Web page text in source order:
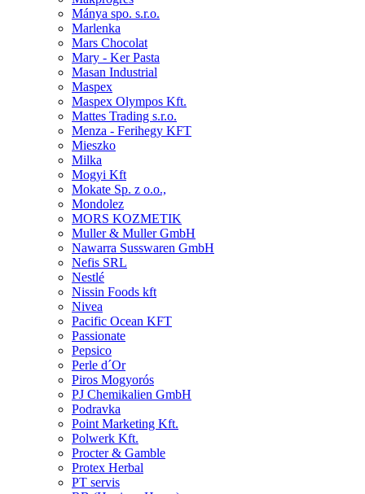
Mánya spo. s.r.o.
Marlenka
Mars Chocolat
Mary - Ker Pasta
Masan Industrial
Maspex
Maspex Olympos Kft.
Mattes Trading s.r.o.
Menza - Ferihegy KFT
Mieszko
Milka
Mogyi Kft
Mokate Sp. z o.o.,
Mondolez
MORS KOZMETIK
Muller & Muller GmbH
Nawarra Susswaren GmbH
Nefis SRL
Nestlé
Nissin Foods kft
Nivea
Pacific Ocean KFT
Passionate
Pepsico
Perle d´Or
Piros Mogyorós
PJ Chemikalien GmbH
Podravka
Point Marketing Kft.
Polwerk Kft.
Procter & Gamble
Protex Herbal
PT servis